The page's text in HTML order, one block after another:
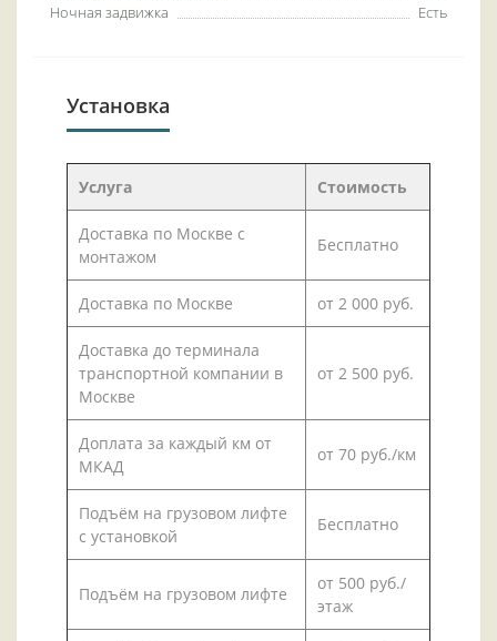
Ночная задвижка
Есть
Установка
Услуга Стоимость
Доставка по Москве с
монтажом
Бесплатно
Доставка по Москве от 2 000 руб.
Доставка до терминала
транспортной компании в
Москве
от 2 500 руб.
Доплата за каждый км от
МКАД
от 70 руб./км
Подъём на грузовом лифте
с установкой
Бесплатно
Подъём на грузовом лифте
от 500 руб./
этаж